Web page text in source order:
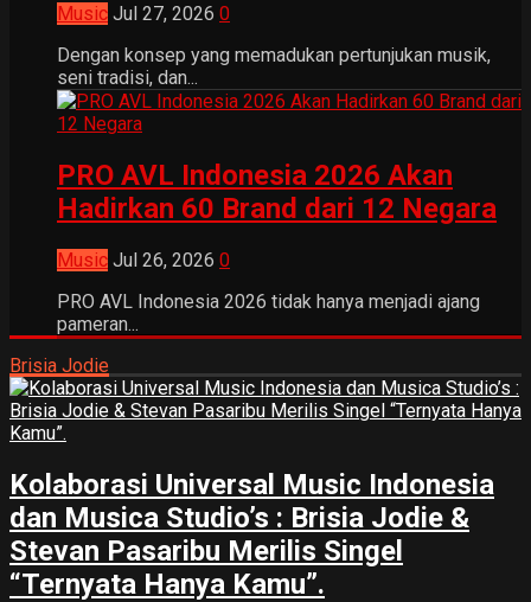
Music Jul 27, 2026 0
Dengan konsep yang memadukan pertunjukan musik,
seni tradisi, dan...
PRO AVL Indonesia 2026 Akan
Hadirkan 60 Brand dari 12 Negara
Music Jul 26, 2026 0
PRO AVL Indonesia 2026 tidak hanya menjadi ajang
pameran...
Brisia Jodie
Kolaborasi Universal Music Indonesia
dan Musica Studio’s : Brisia Jodie &
Stevan Pasaribu Merilis Singel
“Ternyata Hanya Kamu”.